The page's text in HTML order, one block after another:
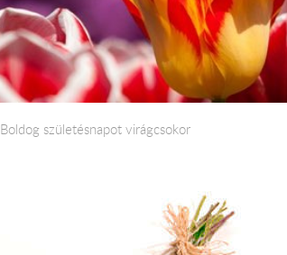
Boldog születésnapot virágcsokor